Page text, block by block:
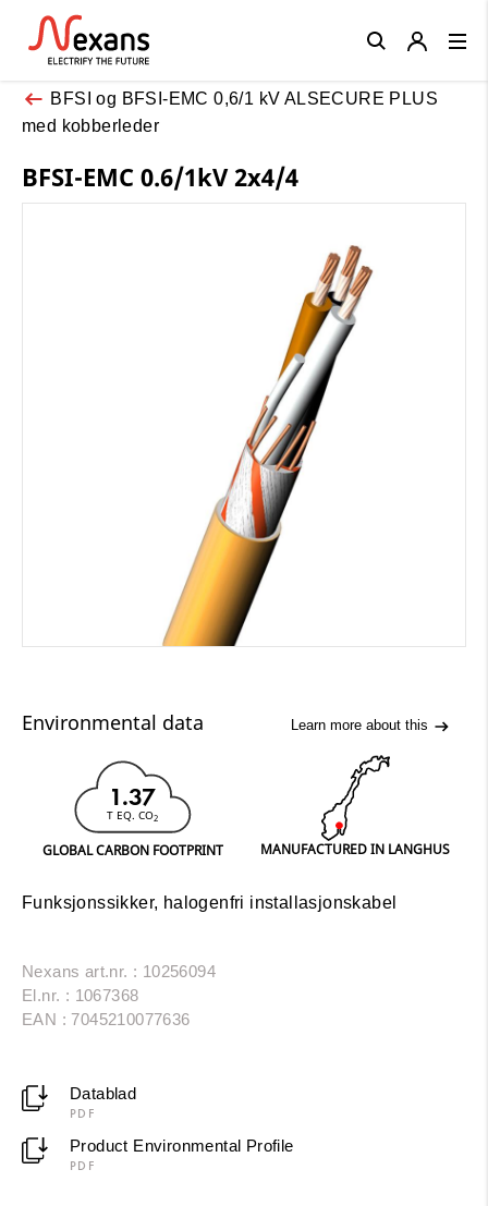
BFSI og BFSI-EMC 0,6/1 kV ALSECURE PLUS
med kobberleder
BFSI-EMC 0.6/1kV 2x4/4
Environmental data Learn more about this
1.37
T EQ. CO2
GLOBAL CARBON FOOTPRINT MANUFACTURED IN LANGHUS
Funksjonssikker, halogenfri installasjonskabel
Nexans art.nr. : 10256094
El.nr. : 1067368
EAN : 7045210077636
Datablad
PDF
Product Environmental Profile
PDF
Close